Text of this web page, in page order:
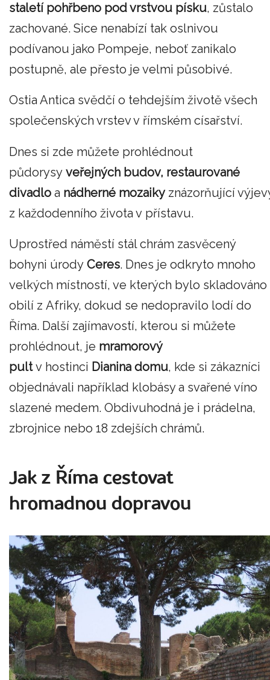
staletí pohřbeno pod vrstvou písku, zůstalo
zachované. Sice nenabízí tak oslnivou
podívanou jako Pompeje, neboť zanikalo
postupně, ale přesto je velmi působivé.
Ostia Antica svědčí o tehdejším životě všech
společenských vrstev v římském císařství.
Dnes si zde můžete prohlédnout
půdorysy veřejných budov, restaurované
divadlo a nádherné mozaiky znázorňující
z každodenního života v přístavu.
Uprostřed náměstí stál chrám zasvěcený
bohyni úrody Ceres. Dnes je odkryto mnoho
velkých místností, ve kterých bylo skladováno
obilí z Afriky, dokud se nedopravilo lodí do
Říma. Další zajímavostí, kterou si můžete
prohlédnout, je mramorový
pultv hostinci Dianina domu, kde si zákazníci
objednávali například klobásy a svařené víno
slazené medem. Obdivuhodná je i prádelna,
zbrojnice nebo 18 zdejších chrámů.
Jak z Říma cestovat
hromadnou dopravou